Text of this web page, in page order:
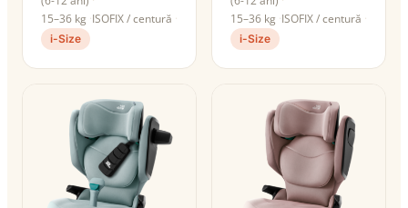
15–36 kg ISOFIX / centură
i-Size
15–36 kg ISOFIX / centură
i-Size